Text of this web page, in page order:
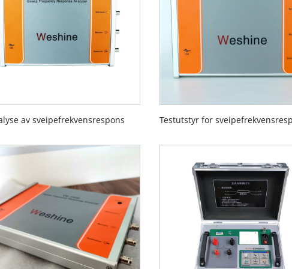
av sveipefrekvensrespons